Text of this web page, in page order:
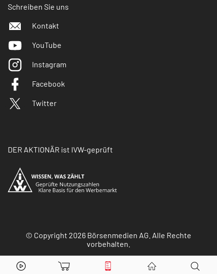
Schreiben Sie uns
Kontakt
YouTube
Instagram
Facebook
Twitter
DER AKTIONÄR ist IVW-geprüft
© Copyright 2026 Börsenmedien AG. Alle Rechte
vorbehalten.